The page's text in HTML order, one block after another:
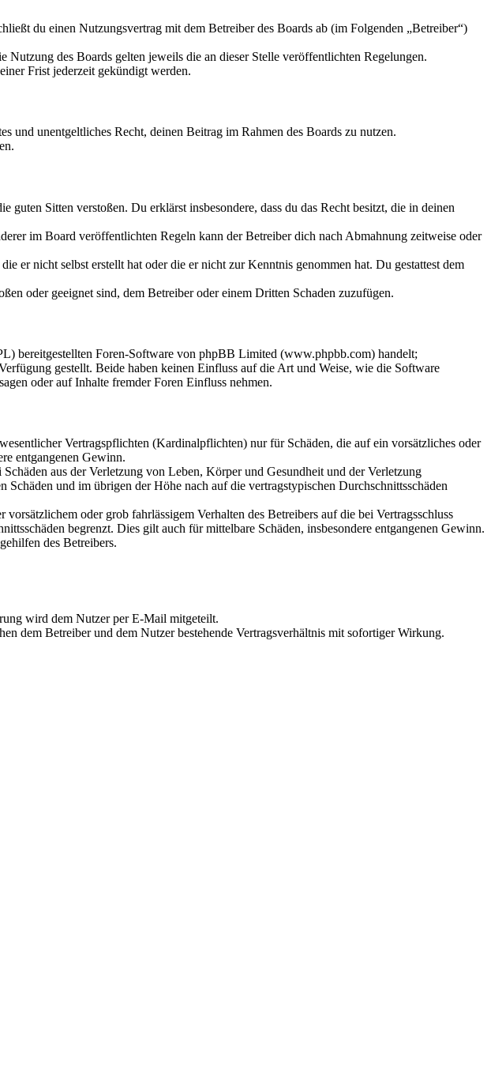
du einen Nutzungsvertrag mit dem Betreiber des Boards ab (im Folgenden „Betreiber“)
des Boards gelten jeweils die an dieser Stelle veröffentlichten Regelungen.
Frist jederzeit gekündigt werden.
und unentgeltliches Recht, deinen Beitrag im Rahmen des Boards zu nutzen.
Sitten verstoßen. Du erklärst insbesondere, dass du das Recht besitzt, die in deinen
im Board veröffentlichten Regeln kann der Betreiber dich nach Abmahnung zeitweise oder
er nicht selbst erstellt hat oder die er nicht zur Kenntnis genommen hat. Du gestattest dem
oder geeignet sind, dem Betreiber oder einem Dritten Schaden zuzufügen.
bereitgestellten Foren-Software von phpBB Limited (www.phpbb.com) handelt;
gestellt. Beide haben keinen Einfluss auf die Art und Weise, wie die Software
oder auf Inhalte fremder Foren Einfluss nehmen.
Vertragspflichten (Kardinalpflichten) nur für Schäden, die auf ein vorsätzliches oder
entgangenen Gewinn.
aus der Verletzung von Leben, Körper und Gesundheit und der Verletzung
und im übrigen der Höhe nach auf die vertragstypischen Durchschnittsschäden
oder grob fahrlässigem Verhalten des Betreibers auf die bei Vertragsschluss
begrenzt. Dies gilt auch für mittelbare Schäden, insbesondere entgangenen Gewinn.
des Betreibers.
wird dem Nutzer per E-Mail mitgeteilt.
dem Betreiber und dem Nutzer bestehende Vertragsverhältnis mit sofortiger Wirkung.